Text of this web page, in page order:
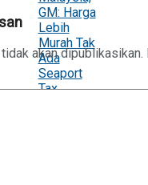
akan dipublikasikan.